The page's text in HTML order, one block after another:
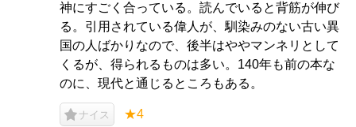
神にすごく合っている。読んでいると背筋が伸び
る。引用されている偉人が、馴染みのない古い異
国の人ばかりなので、後半はややマンネリとして
くるが、得られるものは多い。140年も前の本な
のに、現代と通じるところもある。
ナイス ★4